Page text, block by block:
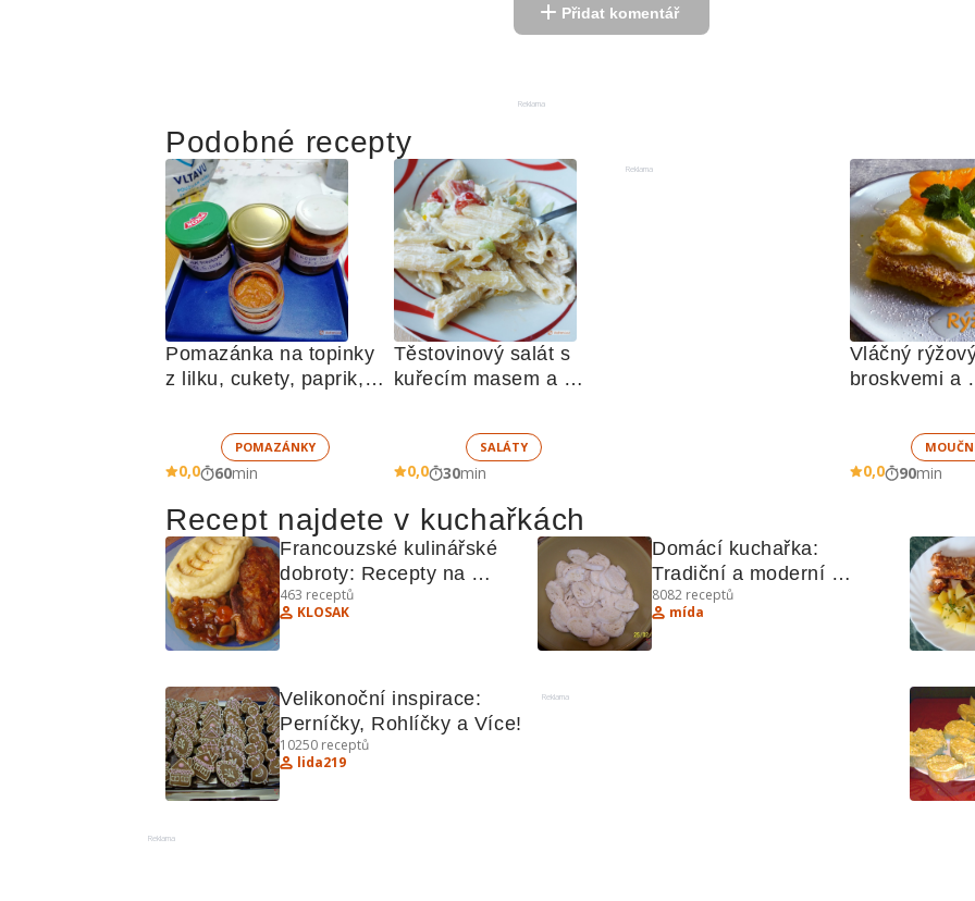
Přidat komentář
Reklama
Podobné recepty
Pomazánka na topinky
z lilku, cukety, paprik,
žampionů
POMAZÁNKY
0,0 60min
Těstovinový salát s
kuřecím masem a
SALÁTY
0,0 30min
Reklama
Vláčný
broskvemi a
0,0 90min
Recept najdete v kuchařkách
Francouzské kulinářské
dobroty: Recepty na
plněnou kachnu, vepřové
plátky na pivu a další
463 receptů
KLOSAK
Domácí kuchařka:
Tradiční a moderní
recepty
8082 receptů
mída
Velikonoční inspirace:
Perníčky, Rohlíčky a Více!
10250 receptů
lida219
Reklama
Reklama